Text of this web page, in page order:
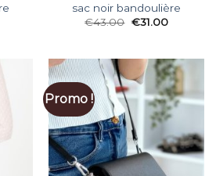
sac noir bandoulière
€43.00 €31.00
Promo !